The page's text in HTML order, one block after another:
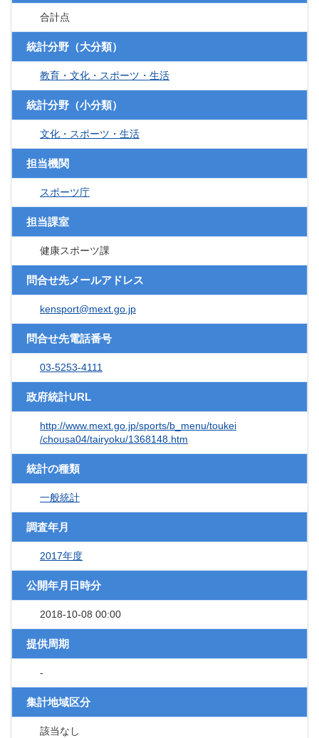
合計点
統計分野（大分類）
教育・文化・スポーツ・生活
統計分野（小分類）
文化・スポーツ・生活
担当機関
スポーツ庁
担当課室
健康スポーツ課
問合せ先メールアドレス
kensport@mext.go.jp
問合せ先電話番号
03-5253-4111
政府統計URL
http://www.mext.go.jp/sports/b_menu/toukei
/chousa04/tairyoku/1368148.htm
統計の種類
一般統計
調査年月
2017年度
公開年月日時分
2018-10-08 00:00
提供周期
-
集計地域区分
該当なし